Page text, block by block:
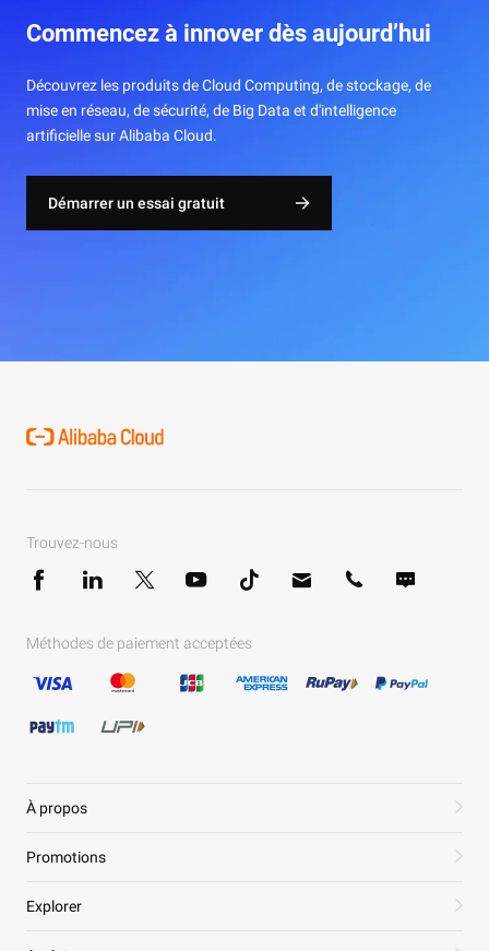
Commencez à innover dès aujourd’hui
Découvrez les produits de Cloud Computing, de stockage, de
mise en réseau, de sécurité, de Big Data et d'intelligence
artificielle sur Alibaba Cloud.
Démarrer un essai gratuit
Trouvez-nous
Méthodes de paiement acceptées
À propos
Promotions
Explorer